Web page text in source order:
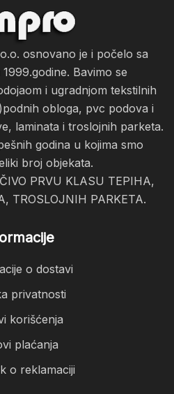
osnovano je i počelo sa
Bavimo se
i ugradnjom tekstilnih
obloga, pvc podova i
laminata i troslojnih parketa.
godina u kojima smo
broj objekata.
PRVU KLASU TEPIHA,
TROSLOJNIH PARKETA.
o dostavi
privatnosti
korišćenja
plaćanja
o reklamaciji